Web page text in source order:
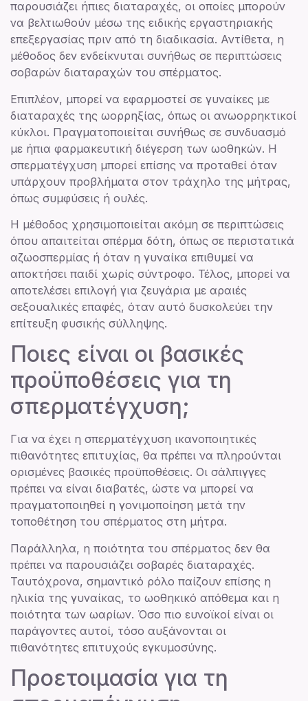
παρουσιάζει ήπιες διαταραχές, οι οποίες μπορούν
να βελτιωθούν μέσω της ειδικής εργαστηριακής
επεξεργασίας πριν από τη διαδικασία. Αντίθετα, η
μέθοδος δεν ενδείκνυται συνήθως σε περιπτώσεις
σοβαρών διαταραχών του σπέρματος.
Επιπλέον, μπορεί να εφαρμοστεί σε γυναίκες με
διαταραχές της ωορρηξίας, όπως οι ανωορρηκτικοί
κύκλοι. Πραγματοποιείται συνήθως σε συνδυασμό
με ήπια φαρμακευτική διέγερση των ωοθηκών. Η
σπερματέγχυση μπορεί επίσης να προταθεί όταν
υπάρχουν προβλήματα στον τράχηλο της μήτρας,
όπως συμφύσεις ή ουλές.
Η μέθοδος χρησιμοποιείται ακόμη σε περιπτώσεις
όπου απαιτείται σπέρμα δότη, όπως σε περιστατικά
αζωοσπερμίας ή όταν η γυναίκα επιθυμεί να
αποκτήσει παιδί χωρίς σύντροφο. Τέλος, μπορεί να
αποτελέσει επιλογή για ζευγάρια με αραιές
σεξουαλικές επαφές, όταν αυτό δυσκολεύει την
επίτευξη φυσικής σύλληψης.
Ποιες είναι οι βασικές
προϋποθέσεις για τη
σπερματέγχυση;
Για να έχει η σπερματέγχυση ικανοποιητικές
πιθανότητες επιτυχίας, θα πρέπει να πληρούνται
ορισμένες βασικές προϋποθέσεις. Οι σάλπιγγες
πρέπει να είναι διαβατές, ώστε να μπορεί να
πραγματοποιηθεί η γονιμοποίηση μετά την
τοποθέτηση του σπέρματος στη μήτρα.
Παράλληλα, η ποιότητα του σπέρματος δεν θα
πρέπει να παρουσιάζει σοβαρές διαταραχές.
Ταυτόχρονα, σημαντικό ρόλο παίζουν επίσης η
ηλικία της γυναίκας, το ωοθηκικό απόθεμα και η
ποιότητα των ωαρίων. Όσο πιο ευνοϊκοί είναι οι
παράγοντες αυτοί, τόσο αυξάνονται οι
πιθανότητες επιτυχούς εγκυμοσύνης.
Προετοιμασία για τη